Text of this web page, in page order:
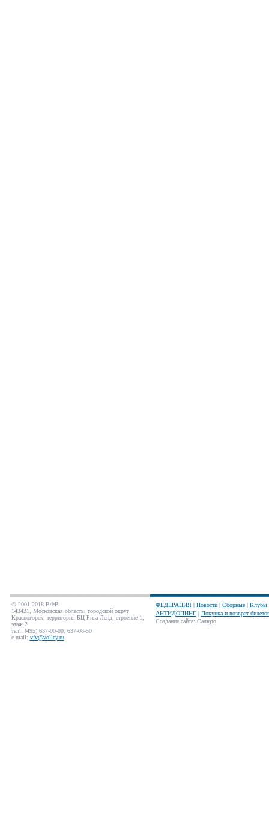
© 2001-2018 ВФВ
143421, Московская область, городской округ
Красногорск, территория БЦ Рига Ленд, строение 1,
этаж 2
тел.: (495) 637-00-00, 637-08-50
e-mail: vfv@volley.ru
ФЕДЕРАЦИЯ| Новости| Сборные| Клубы
АНТИДОПИНГ| Покупка и возврат
Создание сайта: Салюдо